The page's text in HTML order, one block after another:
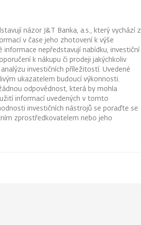
názor J&T Banka, a.s., který vychází z
v čase jeho zhotovení k výše
informace nepředstavují nabídku, investiční
k nákupu či prodeji jakýchkoliv
investičních příležitostí. Uvedené
ukazatelem budoucí výkonnosti.
odpovědnost, která by mohla
informací uvedených v tomto
investičních nástrojů se poraďte se
zprostředkovatelem nebo jeho